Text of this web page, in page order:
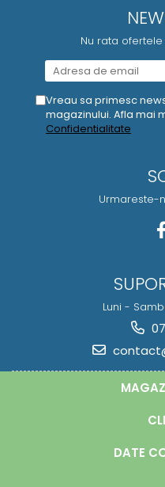
Nu rata
Vreau sa primesc
magazinului. Afla mai
Confidentialitate
Urmareste-
Luni -
DATE